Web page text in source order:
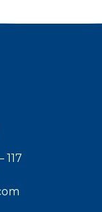
117